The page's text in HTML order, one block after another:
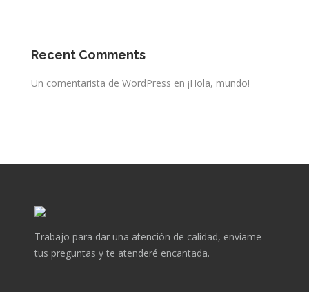
Recent Comments
Un comentarista de WordPress en ¡Hola, mundo!
Trabajo para dar una atención de calidad, envíame
tus preguntas y te atenderé encantada.